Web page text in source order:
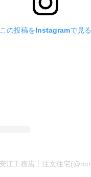
この投稿をInstagramで見る